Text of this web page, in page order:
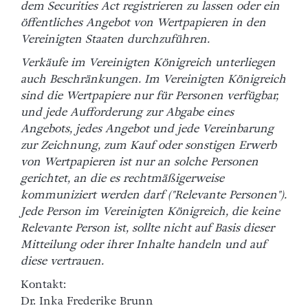
dem Securities Act registrieren zu lassen oder ein
öffentliches Angebot von Wertpapieren in den
Vereinigten Staaten durchzuführen.
Verkäufe im Vereinigten Königreich unterliegen
auch Beschränkungen. Im Vereinigten Königreich
sind die Wertpapiere nur für Personen verfügbar,
und jede Aufforderung zur Abgabe eines
Angebots, jedes Angebot und jede Vereinbarung
zur Zeichnung, zum Kauf oder sonstigen Erwerb
von Wertpapieren ist nur an solche Personen
gerichtet, an die es rechtmäßigerweise
kommuniziert werden darf ("Relevante Personen").
Jede Person im Vereinigten Königreich, die keine
Relevante Person ist, sollte nicht auf Basis dieser
Mitteilung oder ihrer Inhalte handeln und auf
diese vertrauen.
Kontakt:
Dr. Inka Frederike Brunn